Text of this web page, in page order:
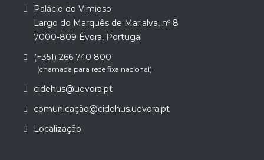
Palácio do Vimioso
Largo do Marquês de Marialva, nº 8
7000-809 Évora, Portugal
(+351) 266 740 800
(chamada para rede fixa nacional)
cidehus@uevora.pt
comunicação@cidehus.uevora.pt
Localização